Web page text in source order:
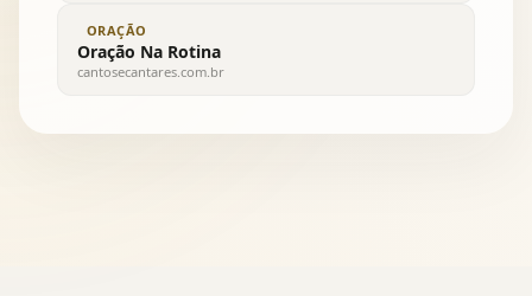
ORAÇÃO
Oração Na Rotina
cantosecantares.com.br